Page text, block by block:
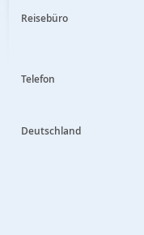
Reisebüro
Telefon
Deutschland